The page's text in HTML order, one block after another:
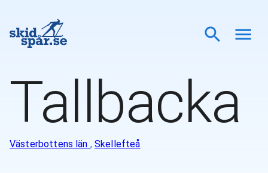
Tallbacka
Västerbottens län ,Skellefteå